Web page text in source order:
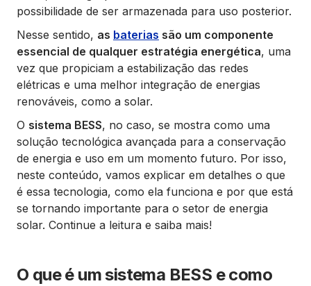
possibilidade de ser armazenada para uso posterior.
Nesse sentido, as baterias são um componente
essencial de qualquer estratégia energética, uma
vez que propiciam a estabilização das redes
elétricas e uma melhor integração de energias
renováveis, como a solar.
O sistema BESS, no caso, se mostra como uma
solução tecnológica avançada para a conservação
de energia e uso em um momento futuro. Por isso,
neste conteúdo, vamos explicar em detalhes o que
é essa tecnologia, como ela funciona e por que está
se tornando importante para o setor de energia
solar. Continue a leitura e saiba mais!
O que é um sistema BESS e como